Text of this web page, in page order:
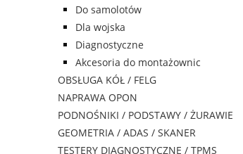
Do samolotów
Dla wojska
Diagnostyczne
Akcesoria do montażownic
OBSŁUGA KÓŁ / FELG
NAPRAWA OPON
PODNOŚNIKI / PODSTAWY / ŻURAWIE
GEOMETRIA / ADAS / SKANER
TESTERY DIAGNOSTYCZNE / TPMS